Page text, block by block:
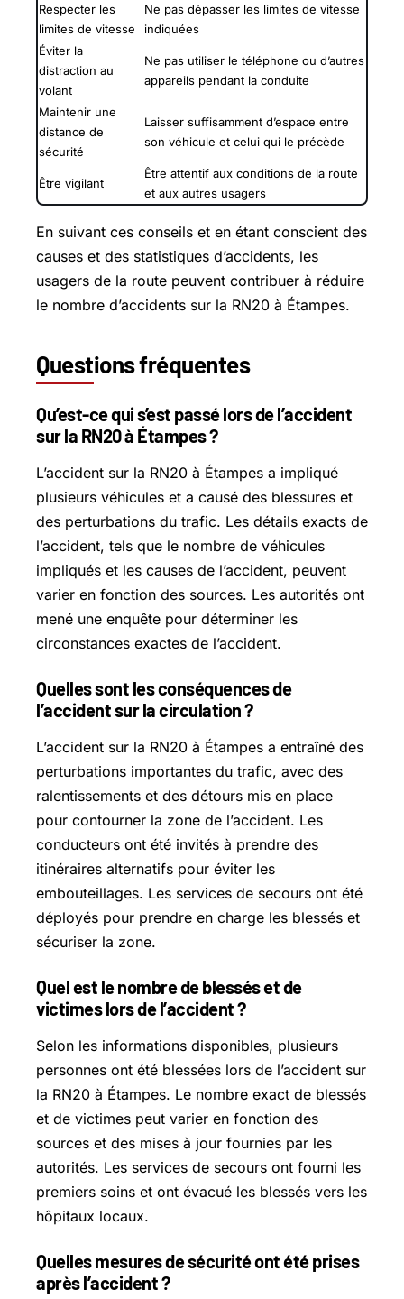
Respecter les
limites de vitesse
Ne pas dépasser les limites de vitesse
indiquées
Éviter la
distraction au
volant
Ne pas utiliser le téléphone ou d’autres
appareils pendant la conduite
Maintenir une
distance de
sécurité
Laisser suffisamment d’espace entre
son véhicule et celui qui le précède
Être vigilant
Être attentif aux conditions de la route
et aux autres usagers
En suivant ces conseils et en étant conscient des
causes et des statistiques d’accidents, les
usagers de la route peuvent contribuer à réduire
le nombre d’accidents sur la RN20 à Étampes.
Questions fréquentes
Qu’est-ce qui s’est passé lors de l’accident
sur la RN20 à Étampes ?
L’accident sur la RN20 à Étampes a impliqué
plusieurs véhicules et a causé des blessures et
des perturbations du trafic. Les détails exacts de
l’accident, tels que le nombre de véhicules
impliqués et les causes de l’accident, peuvent
varier en fonction des sources. Les autorités ont
mené une enquête pour déterminer les
circonstances exactes de l’accident.
Quelles sont les conséquences de
l’accident sur la circulation ?
L’accident sur la RN20 à Étampes a entraîné des
perturbations importantes du trafic, avec des
ralentissements et des détours mis en place
pour contourner la zone de l’accident. Les
conducteurs ont été invités à prendre des
itinéraires alternatifs pour éviter les
embouteillages. Les services de secours ont été
déployés pour prendre en charge les blessés et
sécuriser la zone.
Quel est le nombre de blessés et de
victimes lors de l’accident ?
Selon les informations disponibles, plusieurs
personnes ont été blessées lors de l’accident sur
la RN20 à Étampes. Le nombre exact de blessés
et de victimes peut varier en fonction des
sources et des mises à jour fournies par les
autorités. Les services de secours ont fourni les
premiers soins et ont évacué les blessés vers les
hôpitaux locaux.
Quelles mesures de sécurité ont été prises
après l’accident ?